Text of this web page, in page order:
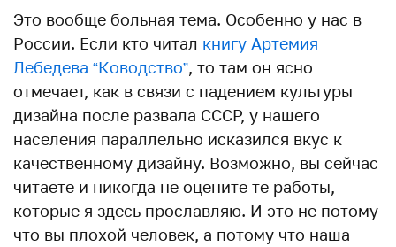
Это вообще больная тема. Особенно у нас в
России. Если кто читал книгу Артемия
Лебедева “Ководство”, то там он ясно
отмечает, как в связи с падением культуры
дизайна после развала СССР, у нашего
населения параллельно исказился вкус к
качественному дизайну. Возможно, вы сейчас
читаете и никогда не оцените те работы,
которые я здесь прославляю. И это не потому
что вы плохой человек, а потому что наша